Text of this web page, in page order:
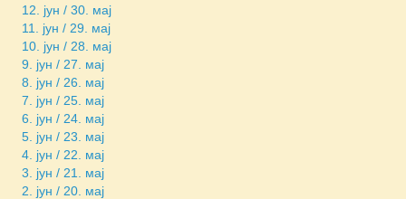
12. јун / 30. мај
11. јун / 29. мај
10. јун / 28. мај
9. јун / 27. мај
8. јун / 26. мај
7. јун / 25. мај
6. јун / 24. мај
5. јун / 23. мај
4. јун / 22. мај
3. јун / 21. мај
2. јун / 20. мај